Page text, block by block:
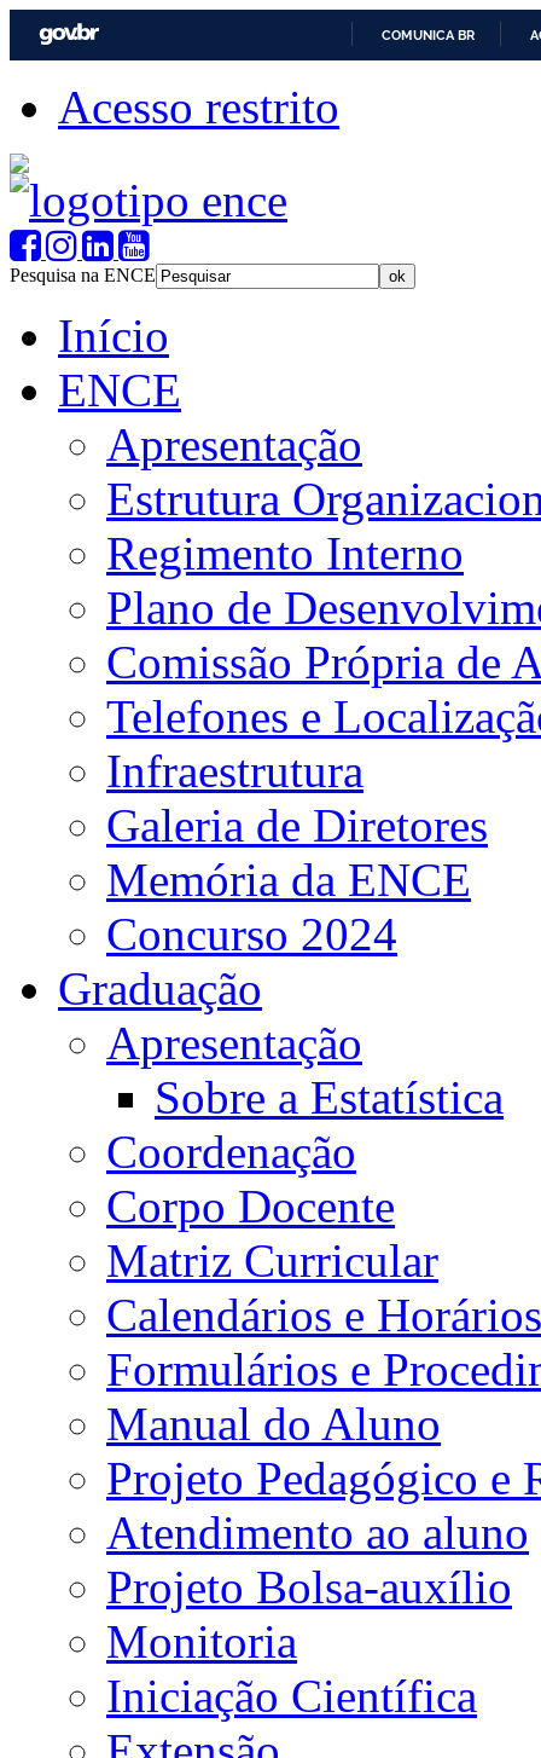
COMUNICA BR
Acesso restrito
Pesquisa na ENCE
Início
ENCE
Apresentação
Estrutura
Regimento Interno
Plano de
Comissão Própria de
Telefones e
Infraestrutura
Galeria de Diretores
Memória da ENCE
Concurso 2024
Graduação
Apresentação
Sobre a Estatística
Coordenação
Corpo Docente
Matriz Curricular
Calendários e Horários
Formulários e
Manual do Aluno
Projeto Pedagógico e
Atendimento ao aluno
Projeto Bolsa-auxílio
Monitoria
Iniciação Científica